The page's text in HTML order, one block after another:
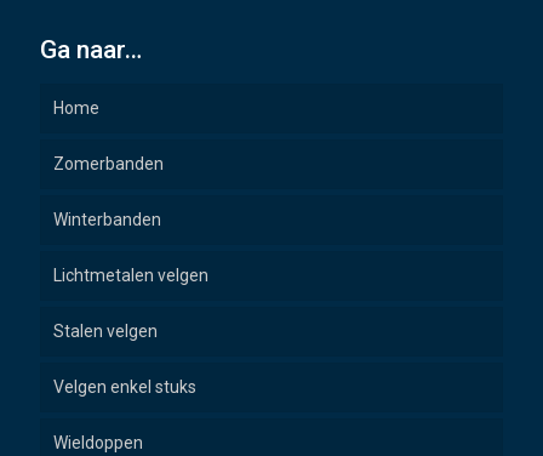
Ga naar…
Home
Zomerbanden
Winterbanden
Lichtmetalen velgen
Stalen velgen
Velgen enkel stuks
Wieldoppen